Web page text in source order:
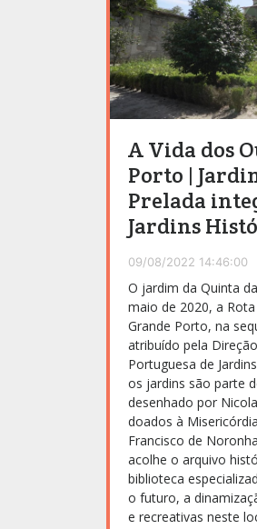
A Vida dos
Porto |
Prelada
Jardins
09/08/2022 14:46:00
O jardim da Quinta
maio de 2020, a
Grande Porto, na
atribuído pela
Portuguesa de
os jardins são parte
desenhado por
doados à
Francisco de
acolhe o arquivo
biblioteca
o futuro, a
e recreativas neste